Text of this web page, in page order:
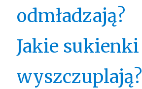
odmładzają?
Jakie sukienki
wyszczuplają?